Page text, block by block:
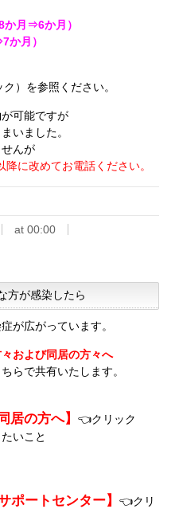
か月⇒6か月）
か月）
ク）を参照ください。
可能ですが
いました。
んが
に改めてお電話ください。
at 00:00
方が感染したら
が広がっています。
および同居の方々へ
らで共有いたします。
居の方へ】 👈クリック
いこと
ポートセンター】 👈クリ